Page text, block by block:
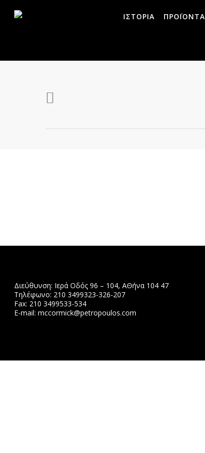
ΙΣΤΟΡΙΑ ΠΡΟΪΟΝΤΑ
Διεύθυνση: Ιερά Οδός 96 – 104, ΑΘήνα 104 47
Τηλέφωνο: 210 3499323-326-207
Fax: 210 3499533-534
Ε-mail: mccormick@petropoulos.com